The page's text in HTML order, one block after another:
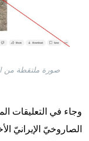
وجاء في التعليقات
الصاروخيّ الإيرانيّ